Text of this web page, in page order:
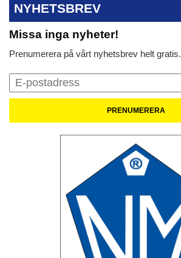
NYHETSBREV
Missa inga nyheter!
Prenumerera på vårt nyhetsbrev helt gratis.